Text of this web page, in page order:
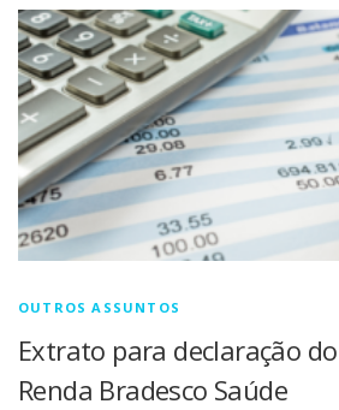
OUTROS ASSUNTOS
Extrato para declaração
Renda Bradesco Saúde